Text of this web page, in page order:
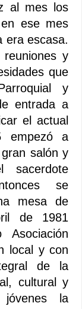
al mes los
ese mes
era escasa.
y
que
y
entrada a
el actual
empezó a
salón y
sacerdote
se
mesa de
de 1981
local y con
de la
cultural y
la